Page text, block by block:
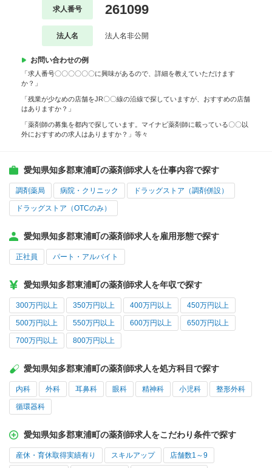
求人番号 261099
法人名 法人名非公開
お問い合わせの例
「求人番号〇〇〇〇〇〇に興味があるので、詳細を教えていただけます
か？」
「残業が少なめの店舗をJR〇〇線の沿線で探していますが、おすすめの店舗
はありますか？」
「薬剤師の募集を都内で探しています。マイナビ薬剤師に載っている〇〇以
外におすすめの求人はありますか？」等々
愛知県知多郡東浦町の薬剤師求人を仕事内容で探す
調剤薬局 病院・クリニック ドラッグストア（調剤併設）
ドラッグストア（OTCのみ）
愛知県知多郡東浦町の薬剤師求人を雇用形態で探す
正社員 パート・アルバイト
愛知県知多郡東浦町の薬剤師求人を年収で探す
300万円以上 350万円以上 400万円以上 450万円以上
500万円以上 550万円以上 600万円以上 650万円以上
700万円以上 800万円以上
愛知県知多郡東浦町の薬剤師求人を処方科目で探す
内科 外科 耳鼻科 眼科 精神科 小児科 整形外科
循環器科
愛知県知多郡東浦町の薬剤師求人をこだわり条件で探す
産休・育休取得実績有り スキルアップ 店舗数1～9